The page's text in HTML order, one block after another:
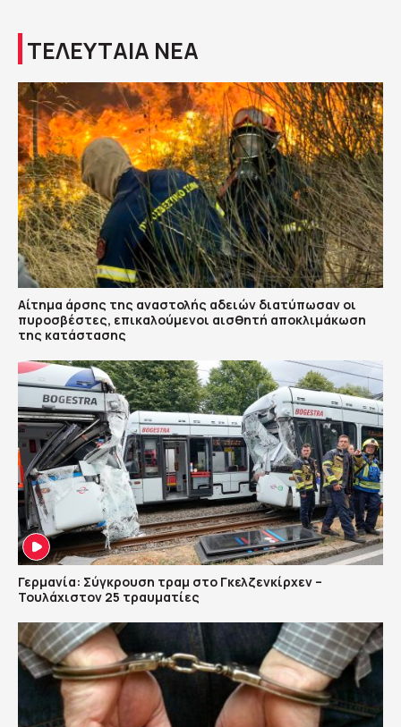
ΤΕΛΕΥΤΑΙΑ ΝΕΑ
Αίτημα άρσης της αναστολής αδειών διατύπωσαν οι
πυροσβέστες, επικαλούμενοι αισθητή αποκλιμάκωση
της κατάστασης
Γερμανία: Σύγκρουση τραμ στο Γκελζενκίρχεν –
Τουλάχιστον 25 τραυματίες